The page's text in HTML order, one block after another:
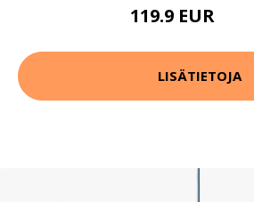
119.9 EUR
LISÄTIETOJA